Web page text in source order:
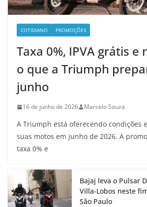
COTIDIANO PROMOÇÕES
Taxa 0%, IPVA grátis e
o que a Triumph
junho
16 de junho de 2026 Marcelo Souza
A Triumph está oferecendo condições
suas motos em junho de 2026. A
taxa 0% e
Bajaj leva o Pulsar
Villa-Lobos neste
São Paulo